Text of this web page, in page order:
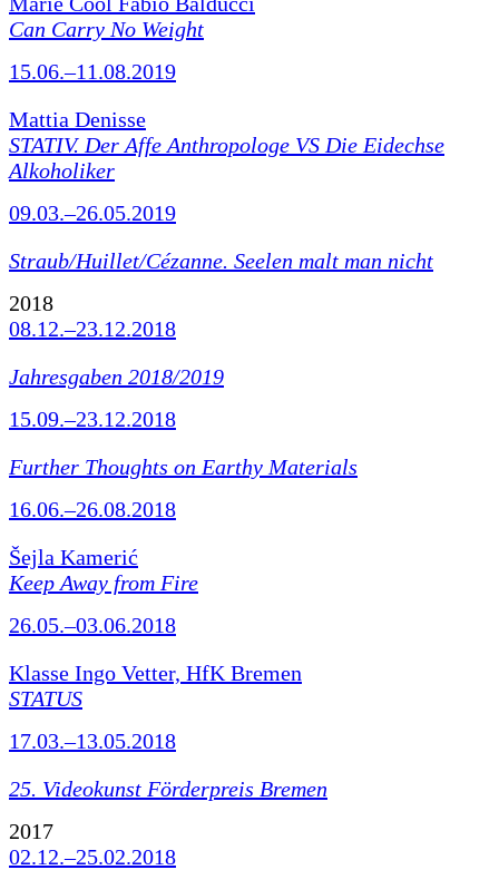
Can Carry No Weight
15.06.–11.08.2019
Mattia Denisse
STATIV. Der Affe Anthropologe VS Die Eidechse
Alkoholiker
09.03.–26.05.2019
Straub/Huillet/Cézanne. Seelen malt man nicht
2018
08.12.–23.12.2018
Jahresgaben 2018/2019
15.09.–23.12.2018
Further Thoughts on Earthy Materials
16.06.–26.08.2018
Šejla Kamerić
Keep Away from Fire
26.05.–03.06.2018
Klasse Ingo Vetter, HfK Bremen
STATUS
17.03.–13.05.2018
25. Videokunst Förderpreis Bremen
2017
02.12.–25.02.2018